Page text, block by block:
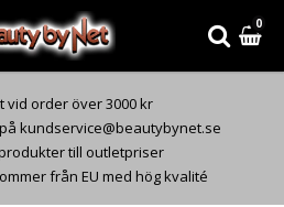
0
vid order över 3000 kr
kundservice@beautybynet.se
till outletpriser
från EU med hög kvalité